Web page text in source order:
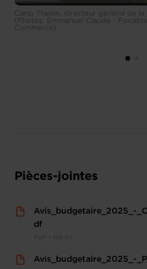
Carlo Thelen, directeur général de la
(Photos: Emmanuel Claude -
Commerce)
Pièces-jointes
Avis_budgetaire_2025_-
df
Avis_budgetaire_2025_-